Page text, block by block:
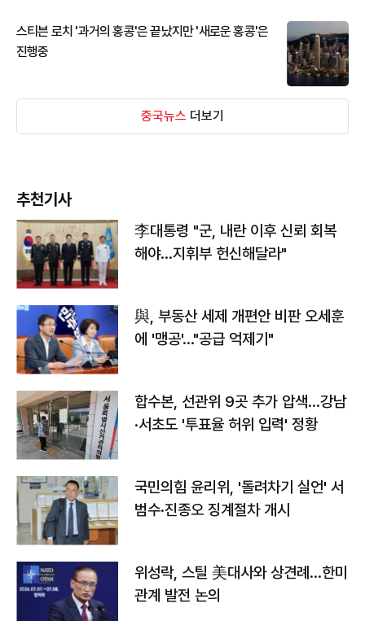
스티븐 로치 '과거의 홍콩'은 끝났지만 '새로운 홍콩'은
진행중
중국뉴스 더보기
추천기사
李대통령 "군, 내란 이후 신뢰 회복
해야…지휘부 헌신해달라"
與, 부동산 세제 개편안 비판 오세훈
에 '맹공'…"공급 억제기"
합수본, 선관위 9곳 추가 압색…강남
·서초도 '투표율 허위 입력' 정황
국민의힘 윤리위, '돌려차기 실언' 서
범수·진종오 징계절차 개시
위성락, 스틸 美대사와 상견례…한미
관계 발전 논의